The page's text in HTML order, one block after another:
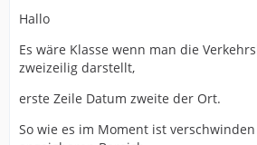
Hallo
Es wäre Klasse wenn man die
zweizeilig darstellt,
erste Zeile Datum zweite der Ort.
So wie es im Moment ist